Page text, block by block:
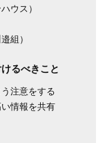
ウス）
組）
るべきこと
注意をする
情報を共有